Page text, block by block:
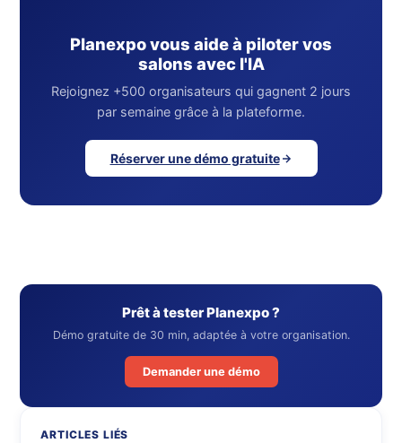
Planexpo vous aide à piloter vos
salons avec l'IA
Rejoignez +500 organisateurs qui gagnent 2 jours
par semaine grâce à la plateforme.
Réserver une démo gratuite
Prêt à tester Planexpo ?
Démo gratuite de 30 min, adaptée à votre organisation.
Demander une démo
ARTICLES LIÉS